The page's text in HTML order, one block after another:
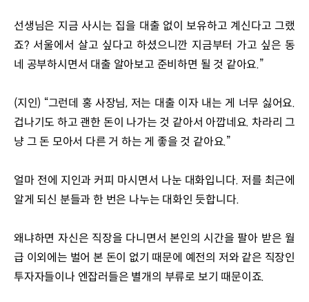
선생님은 지금 사시는 집을 대출 없이 보유하고 계신다고 그랬
죠? 서울에서 살고 싶다고 하셨으니깐 지금부터 가고 싶은 동
네 공부하시면서 대출 알아보고 준비하면 될 것 같아요.”
(지인) “그런데 홍 사장님, 저는 대출 이자 내는 게 너무 싫어요.
겁나기도 하고 괜한 돈이 나가는 것 같아서 아깝네요. 차라리 그
냥 그 돈 모아서 다른 거 하는 게 좋을 것 같아요.”
얼마 전에 지인과 커피 마시면서 나눈 대화입니다. 저를 최근에
알게 되신 분들과 한 번은 나누는 대화인 듯합니다.
왜냐하면 자신은 직장을 다니면서 본인의 시간을 팔아 받은 월
급 이외에는 벌어 본 돈이 없기 때문에 예전의 저와 같은 직장인
투자자들이나 엔잡러들은 별개의 부류로 보기 때문이죠.